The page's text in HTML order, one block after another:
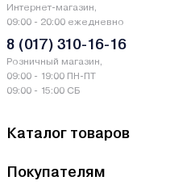
Каталог товаров
Покупателям
Интернет-магазин,
09:00 - 20:00 ежедневно
8 (017) 310-16-16
Розничный магазин,
09:00 - 19:00 ПН-ПТ
09:00 - 15:00 СБ